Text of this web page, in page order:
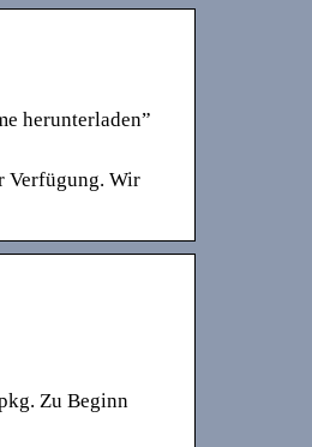
herunterladen”
Verfügung. Wir
Zu Beginn